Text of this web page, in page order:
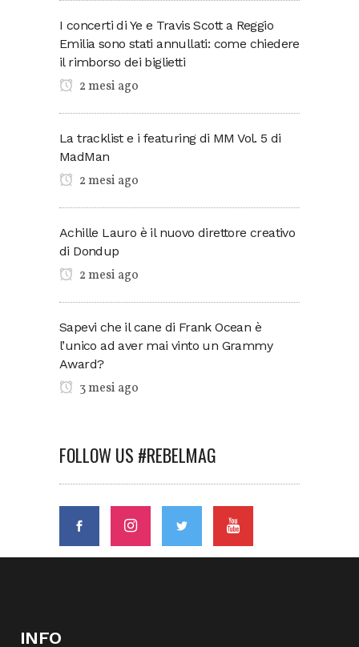
I concerti di Ye e Travis Scott a Reggio
Emilia sono stati annullati: come chiedere
il rimborso dei biglietti
2 mesi ago
La tracklist e i featuring di MM Vol. 5 di
MadMan
2 mesi ago
Achille Lauro è il nuovo direttore creativo
di Dondup
2 mesi ago
Sapevi che il cane di Frank Ocean è
l’unico ad aver mai vinto un Grammy
Award?
3 mesi ago
FOLLOW US #REBELMAG
INFO